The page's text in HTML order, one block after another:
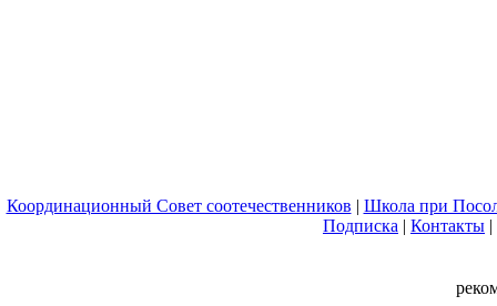
Координационный Совет соотечественников | Школа при
Подписка | Контакты |